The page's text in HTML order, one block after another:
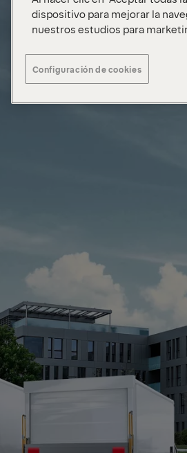
dispositivo para mejorar la
nuestros estudios para
Configuración de cookies